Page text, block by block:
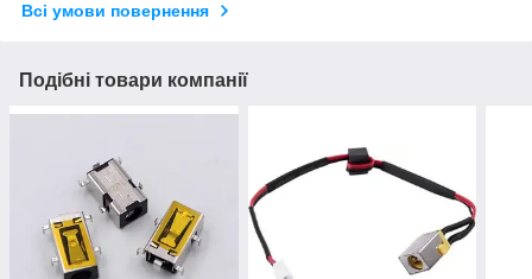
Всі умови повернення
Подібні товари компанії